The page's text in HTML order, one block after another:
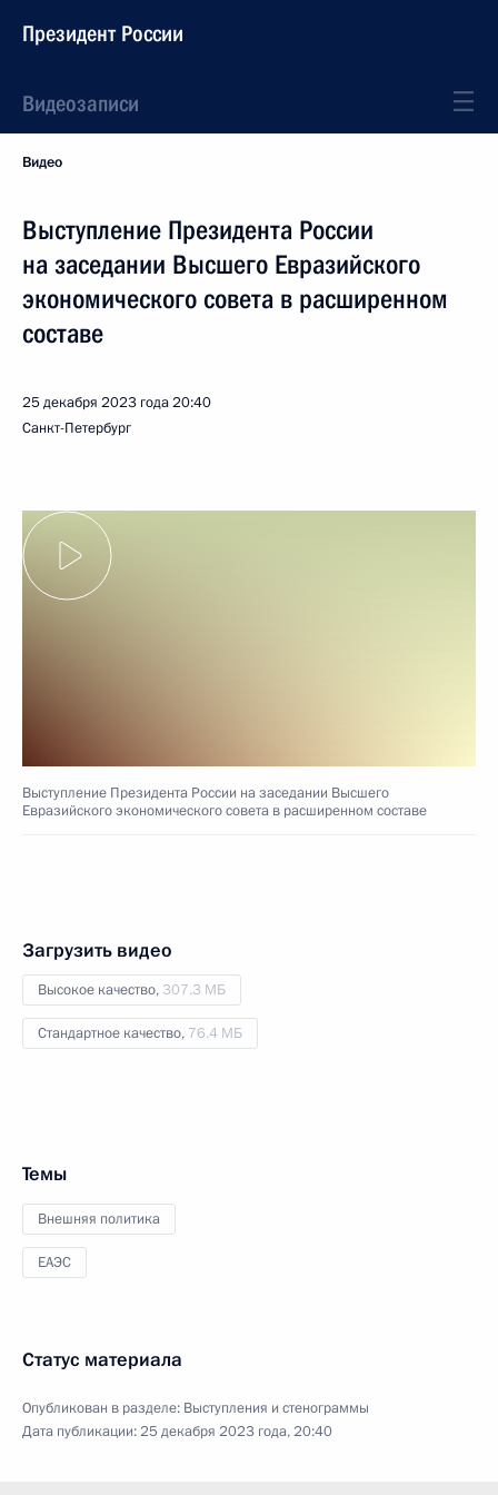
Президент России
Видеозаписи
Видео
Выступление Президента России
на заседании Высшего Евразийского
экономического совета в расширенном
составе
25 декабря 2023 года20:40
Санкт-Петербург
Выступление Президента России на заседании Высшего
Евразийского экономического совета в расширенном составе
Загрузить видео
Высокое качество, 307.3 МБ
Стандартное качество, 76.4 МБ
Темы
Внешняя политика
ЕАЭС
Статус материала
Опубликован в разделе: Выступления и стенограммы
Дата публикации:25 декабря 2023 года, 20:40